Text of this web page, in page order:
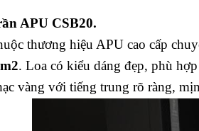
APU CSB20.
thương hiệu APU cao cấp
. Loa có kiểu dáng đẹp, phù
vàng với tiếng trung rõ ràng,